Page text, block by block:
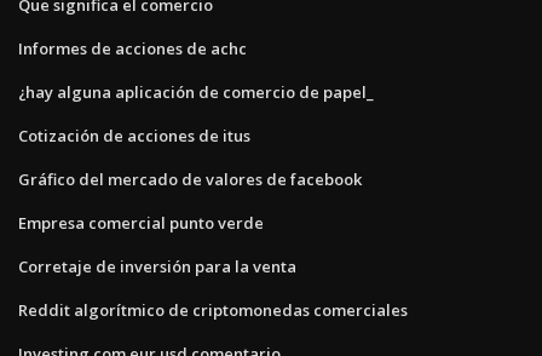
Que significa el comercio
Informes de acciones de achc
¿hay alguna aplicación de comercio de papel_
Cotización de acciones de itus
Gráfico del mercado de valores de facebook
Empresa comercial punto verde
Corretaje de inversión para la venta
Reddit algorítmico de criptomonedas comerciales